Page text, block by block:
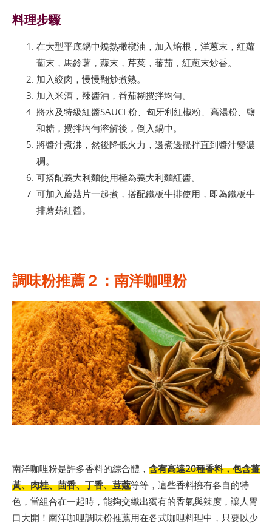
料理步驟
在大型平底鍋中燒熱橄欖油，加入培根，洋蔥末，紅蘿
蔔末，馬鈴薯，蒜末，芹菜，蕃茄，紅蔥末炒香。
加入絞肉，慢慢翻炒煮熟。
加入米酒，辣醬油，番茄糊攪拌均勻。
將水及特級紅醬SAUCE粉、匈牙利紅椒粉、高湯粉、鹽
和糖，攪拌均勻溶解後，倒入鍋中。
將醬汁煮沸，然後降低火力，邊煮邊攪拌直到醬汁變濃
稠。
可搭配義大利麵使用極為義大利麵紅醬。
可加入蘑菇片一起煮，搭配鐵板牛排使用，即為鐵板牛
排蘑菇紅醬。
調味粉推薦２：南洋咖哩粉
南洋咖哩粉是許多香料的綜合體， 含有高達20種香料，包含薑
黃、肉桂、茴香、丁香、荳蔻等等，這些香料擁有各自的特
色，當組合在一起時，能夠交織出獨有的香氣與辣度，讓人胃
口大開！南洋咖哩調味粉推薦用在各式咖哩料理中，只要以少